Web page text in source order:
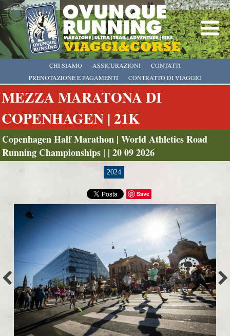
CHI SIAMO
PRENOTAZIONE E PAGAMENTI
CONTRATTO DI VIAGGIO
ASSICURAZIONI CONTATTI
MEZZA MARATONA DI
COPENHAGEN | 21K
Copenhagen Half Marathon | World Athletics Road
Running Championships | | 20 09 2026
2024
Save